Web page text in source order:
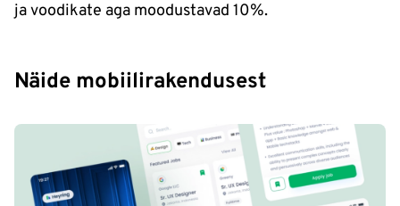
ja voodikate aga moodustavad 10%.
Näide mobiilirakendusest